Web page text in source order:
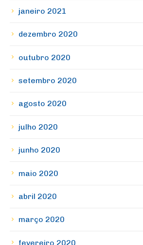
janeiro 2021
dezembro 2020
outubro 2020
setembro 2020
agosto 2020
julho 2020
junho 2020
maio 2020
abril 2020
março 2020
fevereiro 2020